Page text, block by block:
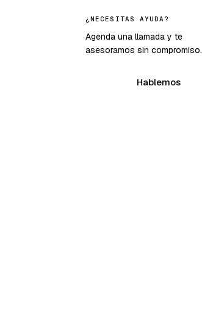
¿NECESITAS AYUDA?
Agenda una llamada y te
asesoramos sin compromiso.
Hablemos